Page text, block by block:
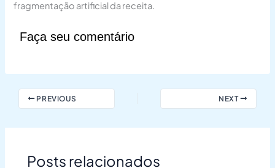
fragmentação artificial da receita.
Faça seu comentário
PREVIOUS NEXT
Posts relacionados